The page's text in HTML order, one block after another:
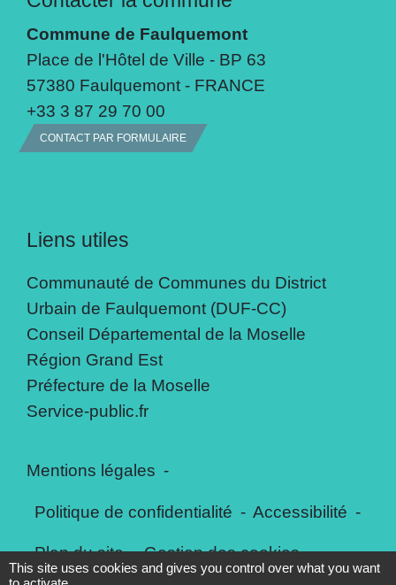
Commune de Faulquemont
Place de l'Hôtel de Ville - BP 63
57380 Faulquemont - FRANCE
+33 3 87 29 70 00
CONTACT PAR FORMULAIRE
Liens utiles
Communauté de Communes du District
Urbain de Faulquemont (DUF-CC)
Conseil Départemental de la Moselle
Région Grand Est
Préfecture de la Moselle
Service-public.fr
Mentions légales -
Politique de confidentialité - Accessibilité -
Plan du site - Gestion des cookies
This site uses cookies and gives you control over what you want